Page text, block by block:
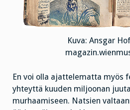
Kuva: Ansgar
En voi olla ajattelematta myös
yhteyttä kuuden miljoonan
murhaamiseen. Natsien